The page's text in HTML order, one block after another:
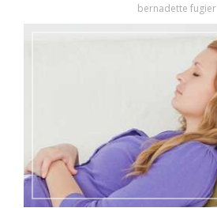
bernadette fugier